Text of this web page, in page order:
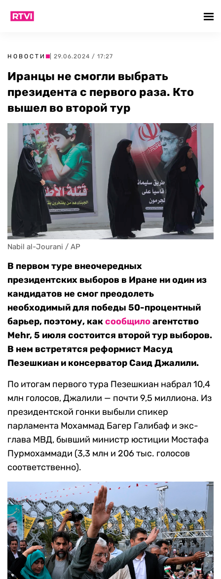
НОВОСТИ | 29.06.2024 / 17:27
Иранцы не смогли выбрать
президента с первого раза. Кто
вышел во второй тур
Nabil al-Jourani / AP
В первом туре внеочередных
президентских выборов в Иране ни один из
кандидатов не смог преодолеть
необходимый для победы 50-процентный
барьер, поэтому, каксообщилоагентство
Mehr, 5 июля состоится второй тур выборов.
В нем встретятся реформист Масуд
Пезешкиан и консерватор Саид Джалили.
По итогам первого тура Пезешкиан набрал 10,4
млн голосов, Джалили — почти 9,5 миллиона. Из
президентской гонки выбыли спикер
парламента Мохаммад Багер Галибаф и экс-
глава МВД, бывший министр юстиции Мостафа
Пурмохаммади (3,3 млн и 206 тыс. голосов
соответственно).